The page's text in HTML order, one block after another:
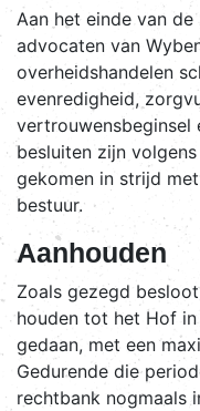
Aan het einde van
advocaten van
overheidshandelen
evenredigheid,
vertrouwensbeginsel
besluiten zijn
gekomen in strijd
bestuur.
Aanhouden
Zoals gezegd
houden tot het Hof
gedaan, met een
Gedurende die
rechtbank nogmaals